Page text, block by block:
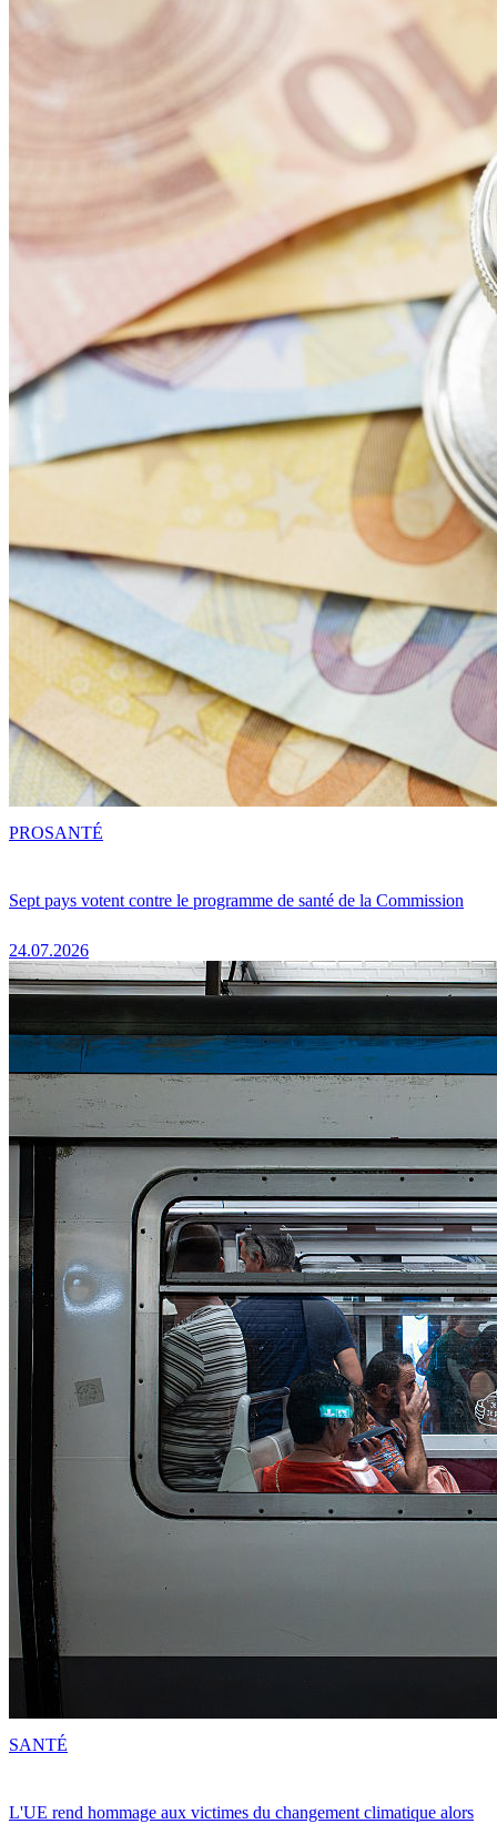
Sept pays votent contre le programme de santé de la Commission
24.07.2026
PROSANTÉ
L'UE rend hommage aux victimes du changement climatique alors
SANTÉ